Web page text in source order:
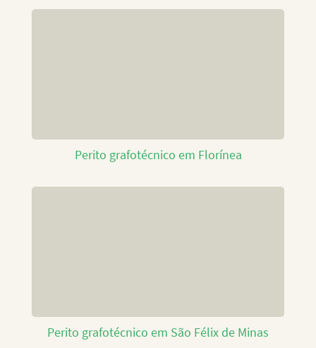
Perito grafotécnico em Florínea
Perito grafotécnico em São Félix de Minas